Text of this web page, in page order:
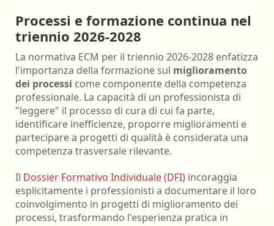
Processi e formazione continua nel
triennio 2026-2028
La normativa ECM per il triennio 2026-2028 enfatizza
l'importanza della formazione sul miglioramento
dei processi come componente della competenza
professionale. La capacità di un professionista di
"leggere" il processo di cura di cui fa parte,
identificare inefficienze, proporre miglioramenti e
partecipare a progetti di qualità è considerata una
competenza trasversale rilevante.
Il Dossier Formativo Individuale (DFI) incoraggia
esplicitamente i professionisti a documentare il loro
coinvolgimento in progetti di miglioramento dei
processi, trasformando l'esperienza pratica in